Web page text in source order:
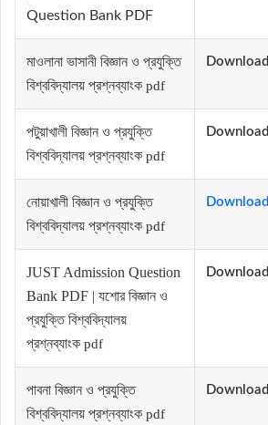
Question Bank PDF
মাওলানা ভাসানী বিজ্ঞান ও প্রযুক্তি
বিশ্ববিদ্যালয় প্রশ্নব্যাংক pdf
Download
পটুয়াখালী বিজ্ঞান ও প্রযুক্তি
বিশ্ববিদ্যালয় প্রশ্নব্যাংক pdf
Download
নোয়াখালী বিজ্ঞান ও প্রযুক্তি
বিশ্ববিদ্যালয় প্রশ্নব্যাংক pdf
Download
JUST Admission Question
Bank PDF | যশোর বিজ্ঞান ও
প্রযুক্তি বিশ্ববিদ্যালয়
প্রশ্নব্যাংক pdf
Download
পাবনা বিজ্ঞান ও প্রযুক্তি
বিশ্ববিদ্যালয় প্রশ্নব্যাংক pdf
Download